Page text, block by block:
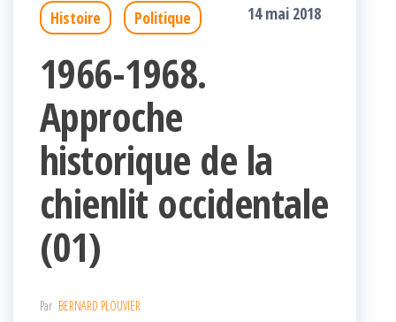
Histoire Politique 14 mai 2018
1966-1968.
Approche
historique de la
chienlit occidentale
(01)
Par BERNARD PLOUVIER